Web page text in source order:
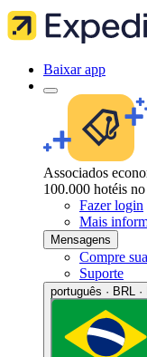
Baixar app
Associados
100.000 hotéis
Fazer login
Mais
Mensagens
Compre
Suporte
português · BRL ·